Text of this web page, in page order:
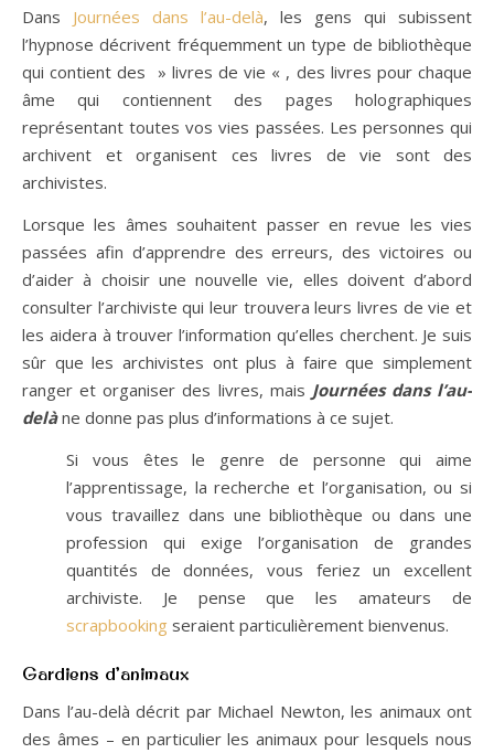
Dans Journées dans l’au-delà, les gens qui subissent
l’hypnose décrivent fréquemment un type de bibliothèque
qui contient des » livres de vie « , des livres pour chaque
âme qui contiennent des pages holographiques
représentant toutes vos vies passées. Les personnes qui
archivent et organisent ces livres de vie sont des
archivistes.
Lorsque les âmes souhaitent passer en revue les vies
passées afin d’apprendre des erreurs, des victoires ou
d’aider à choisir une nouvelle vie, elles doivent d’abord
consulter l’archiviste qui leur trouvera leurs livres de vie et
les aidera à trouver l’information qu’elles cherchent. Je suis
sûr que les archivistes ont plus à faire que simplement
ranger et organiser des livres, mais Journées dans l’au-
delàne donne pas plus d’informations à ce sujet.
Si vous êtes le genre de personne qui aime
l’apprentissage, la recherche et l’organisation, ou si
vous travaillez dans une bibliothèque ou dans une
profession qui exige l’organisation de grandes
quantités de données, vous feriez un excellent
archiviste. Je pense que les amateurs de
scrapbooking seraient particulièrement bienvenus.
Gardiens d’animaux
Dans l’au-delà décrit par Michael Newton, les animaux ont
des âmes – en particulier les animaux pour lesquels nous